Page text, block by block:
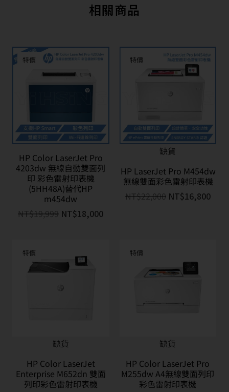
相關商品
特價
HP Color LaserJet Pro
4203dw 無線自動雙面列
印 彩色雷射印表機
(5HH48A)替代HP
m454dw
NT$ 19,999 NT$18,000
特價
缺貨
HP LaserJet Pro M454dw
無線雙面彩色雷射印表機
NT$22,000 NT$16,800
特價
缺貨
HP Color LaserJet
Enterprise M652dn 雙面
列印彩色雷射印表機
特價
缺貨
HP Color LaserJet Pro
M255dw A4無線雙面列印
彩色雷射印表機